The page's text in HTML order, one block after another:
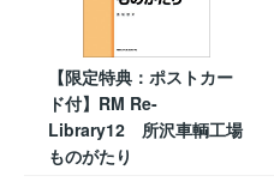
【限定特典：ポストカー
ド付】RM Re-
Library12 所沢車輌工場
ものがたり